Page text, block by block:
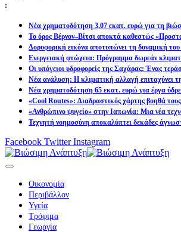
:
Νέα χρηματοδότηση 3,07 εκατ. ευρώ για τη
Το όρος Βέρνον–Βίτσι αποκτά καθεστώς
Δορυφορική εικόνα αποτυπώνει τη δυναμική
Ενεργειακή φτώχεια: Πρόγραμμα δωρεάν
Οι υπόγειοι υδροφορείς της Σαχάρας: Ένας
Νέα ανάλυση: Η κλιματική αλλαγή επιταχύνει
Νέα χρηματοδότηση 65 εκατ. ευρώ για έργα
«Cool Routes»: Διαδραστικός χάρτης βοηθά
«Ανθρώπινο ψυγείο» στην Ιαπωνία: Μια νέα
Τεχνητή νοημοσύνη αποκαλύπτει δεκάδες
Facebook Twitter Instagram
Οικονομία
Περιβάλλον
Υγεία
Τρόφιμα
Γεωργία